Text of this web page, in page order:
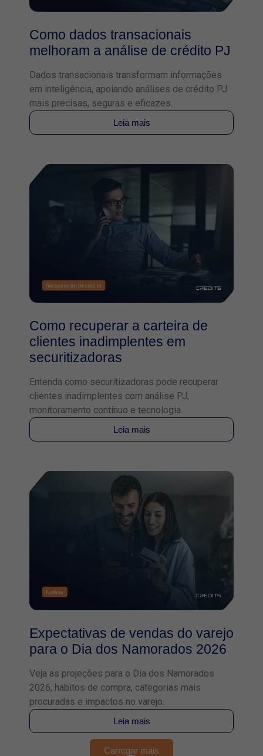
Como dados transacionais
melhoram a análise de crédito PJ
Dados transacionais transformam informações
em inteligência, apoiando análises de crédito PJ
mais precisas, seguras e eficazes.
Leia mais
Como recuperar a carteira de
clientes inadimplentes em
securitizadoras
Entenda como securitizadoras pode recuperar
clientes inadimplentes com análise PJ,
monitoramento contínuo e tecnologia.
Leia mais
Expectativas de vendas do varejo
para o Dia dos Namorados 2026
Veja as projeções para o Dia dos Namorados
2026, hábitos de compra, categorias mais
procuradas e impactos no varejo.
Leia mais
Carregar mais